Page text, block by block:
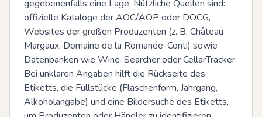
gegebenenfalls eine Lage. Nützliche Quellen sind:
offizielle Kataloge der AOC/AOP oder DOCG,
Websites der großen Produzenten (z. B. Château
Margaux, Domaine de la Romanée-Conti) sowie
Datenbanken wie Wine-Searcher oder CellarTracker.
Bei unklaren Angaben hilft die Rückseite des
Etiketts, die Füllstücke (Flaschenform, Jahrgang,
Alkoholangabe) und eine Bildersuche des Etiketts,